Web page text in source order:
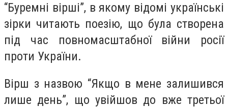
“Буремні вірші”, в якому відомі українські
зірки читають поезію, що була створена
під час повномасштабної війни росії
проти України.
Вірш з назвою “Якщо в мене залишився
лише день”, що увійшов до вже третьої